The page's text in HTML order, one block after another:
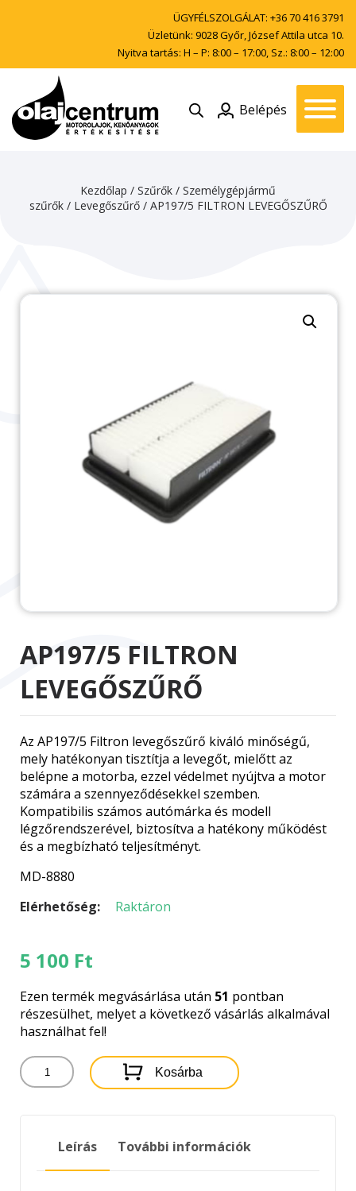
ÜGYFÉLSZOLGÁLAT: +36 70 416 3791
Üzletünk: 9028 Győr, József Attila utca 10.
Nyitva tartás: H – P: 8:00 – 17:00, Sz.: 8:00 – 12:00
Belépés
Kezdőlap / Szűrők / Személygépjármű
szűrők/ Levegőszűrő/ AP197/5 FILTRON LEVEGŐSZŰRŐ
AP197/5 FILTRON
LEVEGŐSZŰRŐ
Az AP197/5 Filtron levegőszűrő kiváló minőségű,
mely hatékonyan tisztítja a levegőt, mielőtt az
belépne a motorba, ezzel védelmet nyújtva a motor
számára a szennyeződésekkel szemben.
Kompatibilis számos autómárka és modell
légzőrendszerével, biztosítva a hatékony működést
és a megbízható teljesítményt.
MD-8880
Elérhetőség:
Raktáron
5 100 Ft
Ezen termék megvásárlása után 51 pontban
részesülhet, melyet a következő vásárlás alkalmával
használhat fel!
AP197/5
FILTRON
Kosárba
Leírás További információk